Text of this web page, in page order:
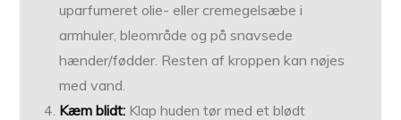
uparfumeret olie- eller cremegelsæbe i
armhuler, bleområde og på snavsede
hænder/fødder. Resten af kroppen kan nøjes
med vand.
Kæm blidt: Klap huden tør med et blødt